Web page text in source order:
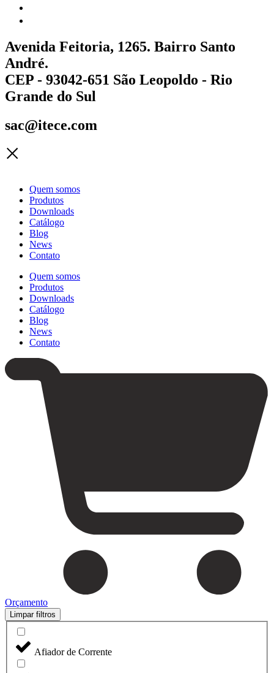
Avenida Feitoria, 1265. Bairro Santo
André.
CEP - 93042-651 São Leopoldo - Rio
Grande do Sul
sac@itece.com
Quem somos
Produtos
Downloads
Catálogo
Blog
News
Contato
Quem somos
Produtos
Downloads
Catálogo
Blog
News
Contato
Orçamento
Limpar filtros
Afiador de Corrente